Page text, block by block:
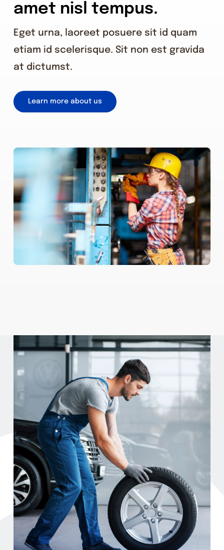
amet nisl tempus.
Eget urna, laoreet posuere sit id quam
etiam id scelerisque. Sit non est gravida
at dictumst.
Learn more about us